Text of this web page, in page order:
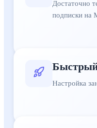
Достаточно
подписки на
Настройка